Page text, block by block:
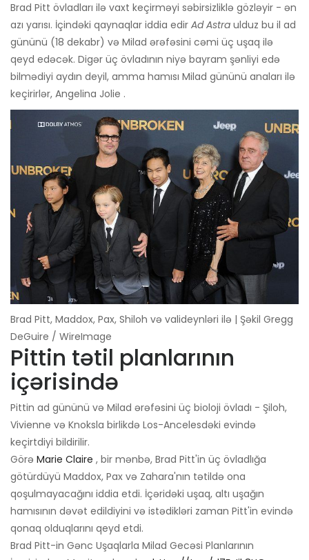
Brad Pitt övladları ilə vaxt keçirməyi səbirsizliklə gözləyir - ən
azı yarısı. İçindəki qaynaqlar iddia edir Ad Astra ulduz bu il ad
gününü (18 dekabr) və Milad ərəfəsini cəmi üç uşaq ilə
qeyd edəcək. Digər üç övladının niyə bayram şənliyi edə
bilmədiyi aydın deyil, amma hamısı Milad gününü anaları ilə
keçirirlər, Angelina Jolie .
Brad Pitt, Maddox, Pax, Shiloh və valideynləri ilə | Şəkil Gregg
DeGuire / WireImage
Pittin tətil planlarının
içərisində
Pittin ad gününü və Milad ərəfəsini üç bioloji övladı - Şiloh,
Vivienne və Knoksla birlikdə Los-Ancelesdəki evində
keçirtdiyi bildirilir.
Görə Marie Claire , bir mənbə, Brad Pitt'in üç övladlığa
götürdüyü Maddox, Pax və Zahara'nın tətildə ona
qoşulmayacağını iddia etdi. İçəridəki uşaq, altı uşağın
hamısının dəvət edildiyini və istədikləri zaman Pitt'in evində
qonaq olduqlarını qeyd etdi.
Brad Pitt-in Gənc Uşaqlarla Milad Gecəsi Planlarının